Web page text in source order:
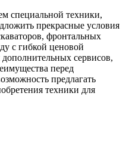
специальной техники,
прекрасные условия
фронтальных
с гибкой ценовой
сервисов,
перед
предлагать
техники для